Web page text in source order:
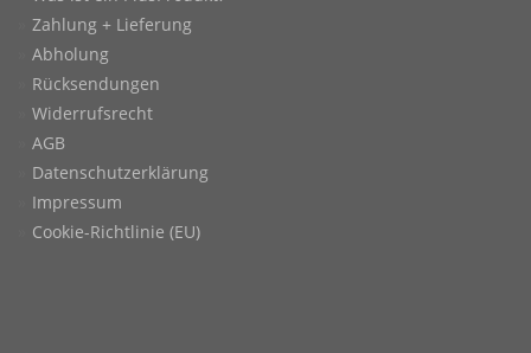
Zahlung + Lieferung
Abholung
Rücksendungen
Widerrufsrecht
AGB
Datenschutzerklärung
Impressum
Cookie-Richtlinie (EU)